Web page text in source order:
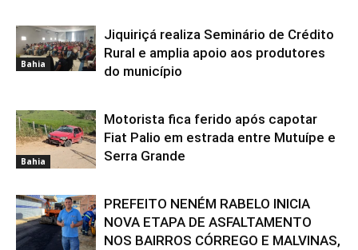
Bahia
Jiquiriçá realiza Seminário de Crédito
Rural e amplia apoio aos produtores
do município
Bahia
Motorista fica ferido após capotar
Fiat Palio em estrada entre Mutuípe e
Serra Grande
PREFEITO NENÉM RABELO INICIA
NOVA ETAPA DE ASFALTAMENTO
NOS BAIRROS CÓRREGO E MALVINAS,